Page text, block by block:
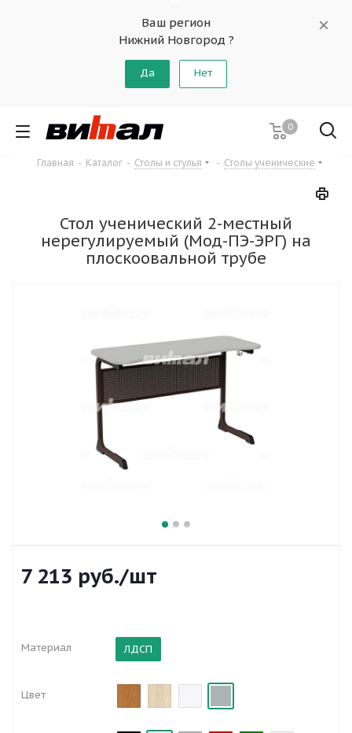
Ваш регион
Нижний Новгород ?
Да Нет
0
Главная - Каталог - Столы и стулья - Столы ученические
Стол ученический 2-местный
нерегулируемый (Мод-ПЭ-ЭРГ) на
плоскоовальной трубе
7 213 руб./шт
Материал ЛДСП
Цвет